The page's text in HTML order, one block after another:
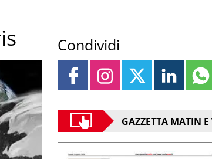
Condividi
GAZZETTA MATIN E